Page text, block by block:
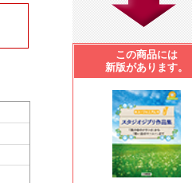
この商品には
新版があります。